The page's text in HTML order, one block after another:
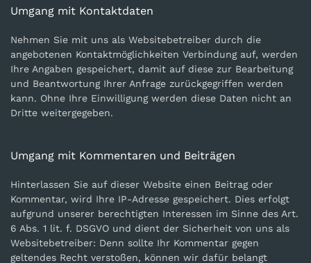
Umgang mit Kontaktdaten
Nehmen Sie mit uns als Websitebetreiber durch die
angebotenen Kontaktmöglichkeiten Verbindung auf, werden
Ihre Angaben gespeichert, damit auf diese zur Bearbeitung
und Beantwortung Ihrer Anfrage zurückgegriffen werden
kann. Ohne Ihre Einwilligung werden diese Daten nicht an
Dritte weitergegeben.
Umgang mit Kommentaren und Beiträgen
Hinterlassen Sie auf dieser Website einen Beitrag oder
Kommentar, wird Ihre IP-Adresse gespeichert. Dies erfolgt
aufgrund unserer berechtigten Interessen im Sinne des Art.
6 Abs. 1 lit. f. DSGVO und dient der Sicherheit von uns als
Websitebetreiber: Denn sollte Ihr Kommentar gegen
geltendes Recht verstoßen, können wir dafür belangt